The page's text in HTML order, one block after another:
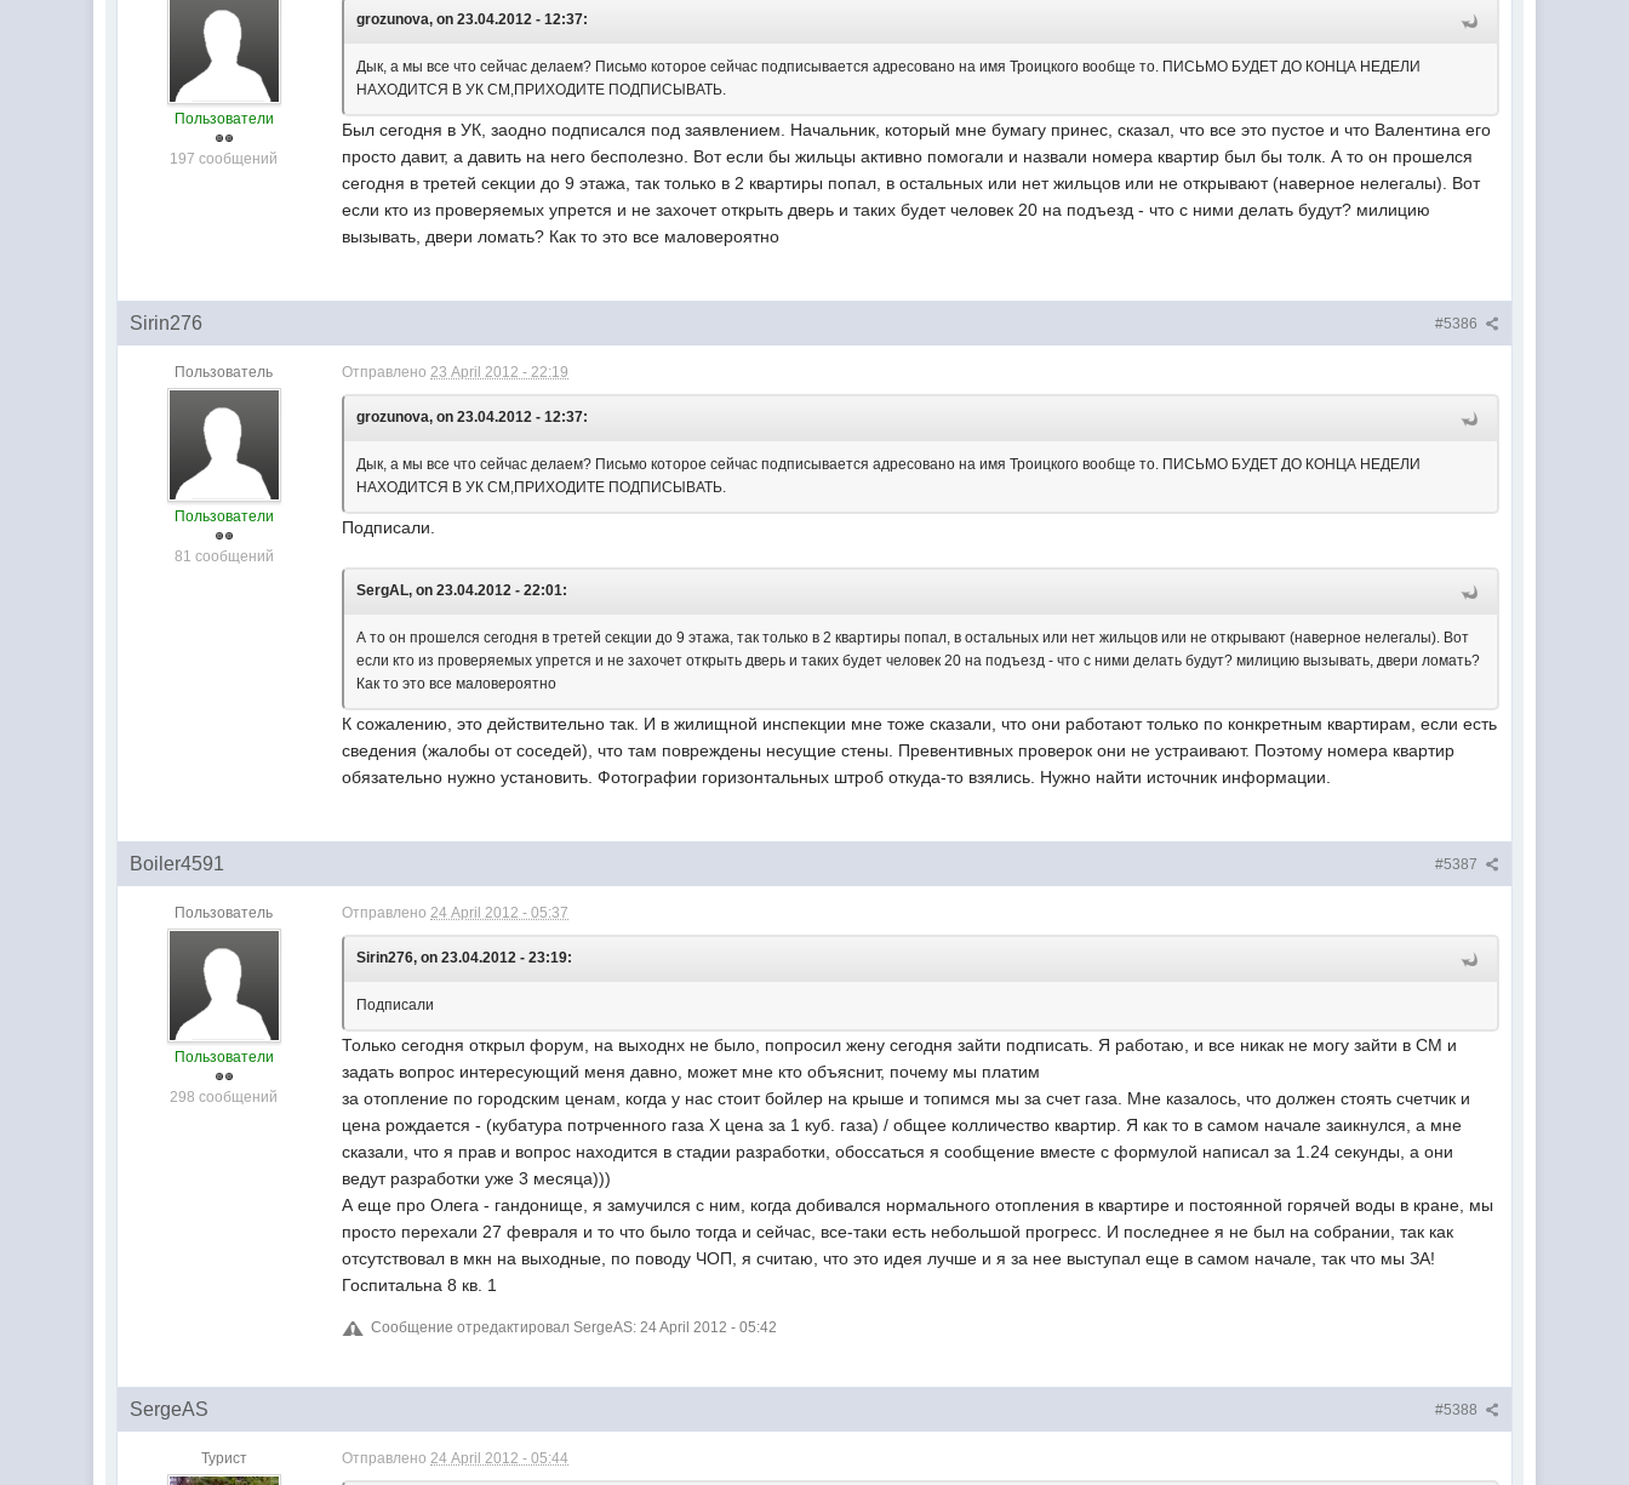
Пользователи
197 сообщений
grozunova, on 23.04.2012 - 12:37:
Дык, а мы все что сейчас делаем? Письмо которое сейчас подписывается адресовано на имя Троицкого вообще то. ПИСЬМО БУДЕТ ДО КОНЦА НЕДЕЛИ
НАХОДИТСЯ В УК СМ,ПРИХОДИТЕ ПОДПИСЫВАТЬ.
Был сегодня в УК, заодно подписался под заявлением. Начальник, который мне бумагу принес, сказал, что все это пустое и что Валентина его
просто давит, а давить на него бесполезно. Вот если бы жильцы активно помогали и назвали номера квартир был бы толк. А то он прошелся
сегодня в третей секции до 9 этажа, так только в 2 квартиры попал, в остальных или нет жильцов или не открывают (наверное нелегалы). Вот
если кто из проверяемых упрется и не захочет открыть дверь и таких будет человек 20 на подъезд - что с ними делать будут? милицию
вызывать, двери ломать? Как то это все маловероятно
#5386
Sirin276
Пользователь
Пользователи
81 сообщений
Отправлено23 April 2012 - 22:19
grozunova, on 23.04.2012 - 12:37:
Дык, а мы все что сейчас делаем? Письмо которое сейчас подписывается адресовано на имя Троицкого вообще то. ПИСЬМО БУДЕТ ДО КОНЦА НЕДЕЛИ
НАХОДИТСЯ В УК СМ,ПРИХОДИТЕ ПОДПИСЫВАТЬ.
Подписали.
SergAL, on 23.04.2012 - 22:01:
А то он прошелся сегодня в третей секции до 9 этажа, так только в 2 квартиры попал, в остальных или нет жильцов или не открывают (наверное нелегалы). Вот
если кто из проверяемых упрется и не захочет открыть дверь и таких будет человек 20 на подъезд - что с ними делать будут? милицию вызывать, двери ломать?
Как то это все маловероятно
К сожалению, это действительно так. И в жилищной инспекции мне тоже сказали, что они работают только по конкретным квартирам, если есть
сведения (жалобы от соседей), что там повреждены несущие стены. Превентивных проверок они не устраивают. Поэтому номера квартир
обязательно нужно установить. Фотографии горизонтальных штроб откуда-то взялись. Нужно найти источник информации.
#5387
Boiler4591
Пользователь
Пользователи
298 сообщений
Отправлено24 April 2012 - 05:37
Sirin276, on 23.04.2012 - 23:19:
Подписали
Только сегодня открыл форум, на выходнх не было, попросил жену сегодня зайти подписать. Я работаю, и все никак не могу зайти в СМ и
задать вопрос интересующий меня давно, может мне кто объяснит, почему мы платим
за отопление по городским ценам, когда у нас стоит бойлер на крыше и топимся мы за счет газа. Мне казалось, что должен стоять счетчик и
цена рождается - (кубатура потрченного газа Х цена за 1 куб. газа) / общее колличество квартир. Я как то в самом начале заикнулся, а мне
сказали, что я прав и вопрос находится в стадии разработки, обоссаться я сообщение вместе с формулой написал за 1.24 секунды, а они
ведут разработки уже 3 месяца)))
А еще про Олега - гандонище, я замучился с ним, когда добивался нормального отопления в квартире и постоянной горячей воды в кране, мы
просто перехали 27 февраля и то что было тогда и сейчас, все-таки есть небольшой прогресс. И последнее я не был на собрании, так как
отсутствовал в мкн на выходные, по поводу ЧОП, я считаю, что это идея лучше и я за нее выступал еще в самом начале, так что мы ЗА!
Госпитальна 8 кв. 1
Сообщение отредактировал SergeAS: 24 April 2012 - 05:42
#5388
SergeAS
Турист Отправлено24 April 2012 - 05:44